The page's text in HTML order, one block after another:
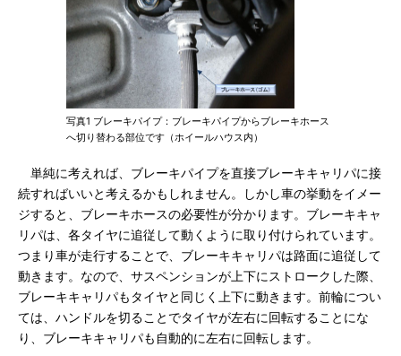
写真1 ブレーキパイプ：ブレーキパイプからブレーキホース
へ切り替わる部位です（ホイールハウス内）
単純に考えれば、ブレーキパイプを直接ブレーキキャリパに接
続すればいいと考えるかもしれません。しかし車の挙動をイメー
ジすると、ブレーキホースの必要性が分かります。ブレーキキャ
リパは、各タイヤに追従して動くように取り付けられています。
つまり車が走行することで、ブレーキキャリパは路面に追従して
動きます。なので、サスペンションが上下にストロークした際、
ブレーキキャリパもタイヤと同じく上下に動きます。前輪につい
ては、ハンドルを切ることでタイヤが左右に回転することにな
り、ブレーキキャリパも自動的に左右に回転します。